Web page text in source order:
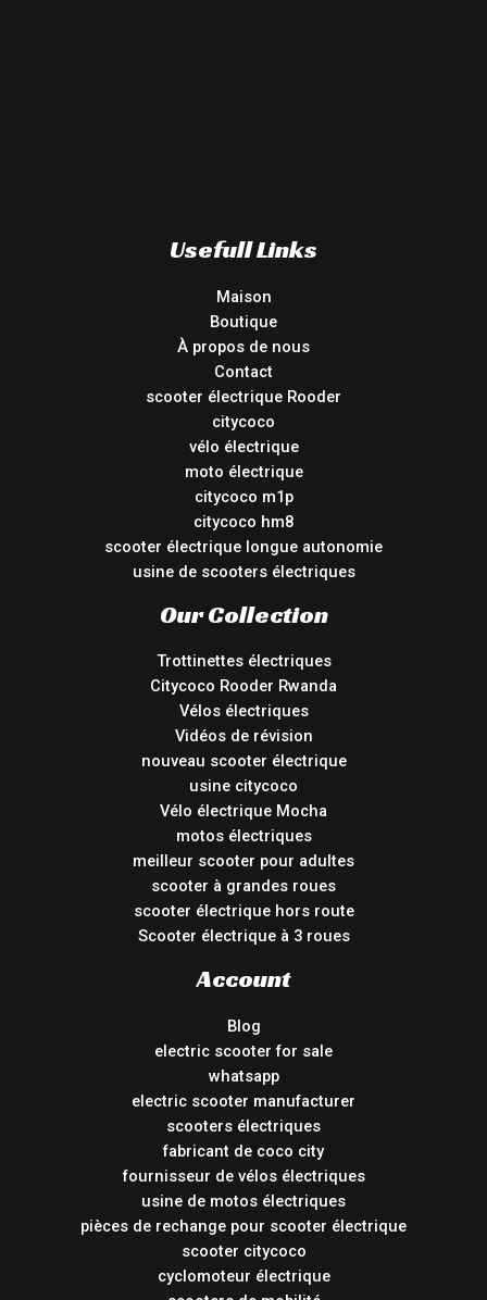
Usefull Links
Maison
Boutique
À propos de nous
Contact
scooter électrique Rooder
citycoco
vélo électrique
moto électrique
citycoco m1p
citycoco hm8
scooter électrique longue autonomie
usine de scooters électriques
Our Collection
Trottinettes électriques
Citycoco Rooder Rwanda
Vélos électriques
Vidéos de révision
nouveau scooter électrique
usine citycoco
Vélo électrique Mocha
motos électriques
meilleur scooter pour adultes
scooter à grandes roues
scooter électrique hors route
Scooter électrique à 3 roues
Account
Blog
electric scooter for sale
whatsapp
electric scooter manufacturer
scooters électriques
fabricant de coco city
fournisseur de vélos électriques
usine de motos électriques
pièces de rechange pour scooter électrique
scooter citycoco
cyclomoteur électrique